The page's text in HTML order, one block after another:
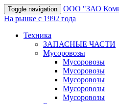
Toggle navigation
OOO "ЗАО
На рынке с 1992 года
Техника
ЗАПАСНЫЕ ЧАСТИ
Мусоровозы
Мусоровозы
Мусоровозы
Мусоровозы
Мусоровозы
Мусоровозы